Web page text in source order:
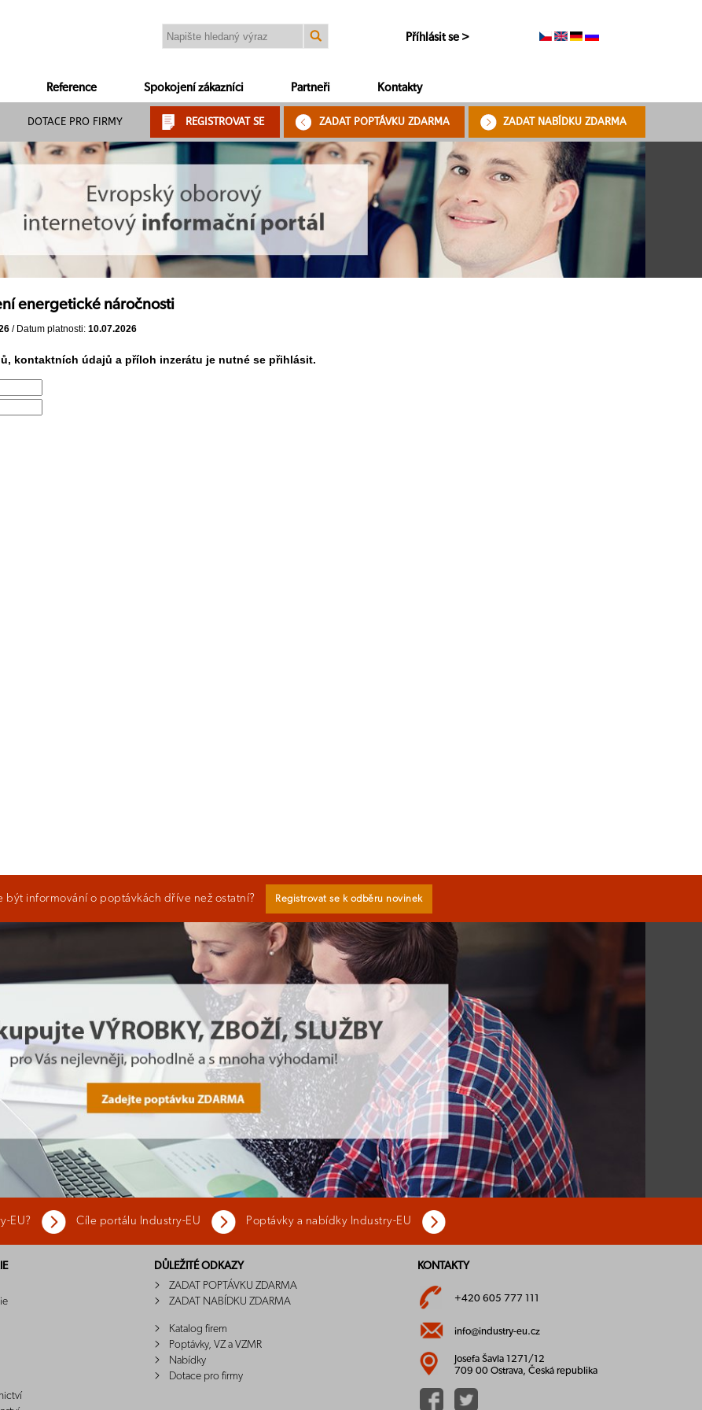
Příhlásit se >
Reference Spokojení zákazníci Partneři Kontakty
DOTACE PRO FIRMY REGISTROVAT SE ZADAT POPTÁVKU ZDARMA ZADAT NABÍDKU ZDARMA
energetické náročnosti
/ Datum platnosti: 10.07.2026
kontaktních údajů a příloh inzerátu je nutné se přihlásit.
být informování o poptávkách dříve než ostatní? Registrovat se k odběru novinek
EU? Cíle portálu Industry-EU Poptávky a nabídky Industry-EU
DŮLEŽITÉ ODKAZY
ZADAT POPTÁVKU ZDARMA
ZADAT NABÍDKU ZDARMA
Katalog firem
Poptávky, VZ a VZMR
Nabídky
Dotace pro firmy
KONTAKTY
+420 605 777 111
info@industry-eu.cz
Josefa Šavla 1271/12
709 00 Ostrava, Česká republika